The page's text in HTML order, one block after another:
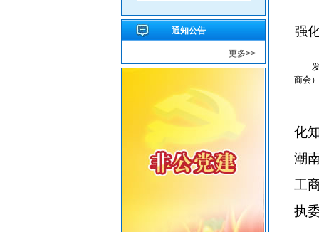
汕头市2026年“6·30”助力乡村振兴活
【人民防空宣传周】如何辨别防空警报
6月21日10时15分，汕头将实施防空
汕头发布2026年6月份重点行业领域安
重要提醒！中国公民近期避免前往日本
通知公告
更多>>
强
商会）
化
潮
工
执